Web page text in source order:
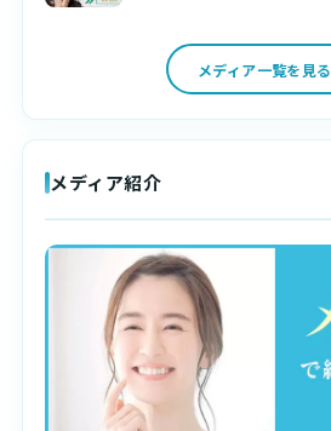
メディア一覧を見る
メディア紹介